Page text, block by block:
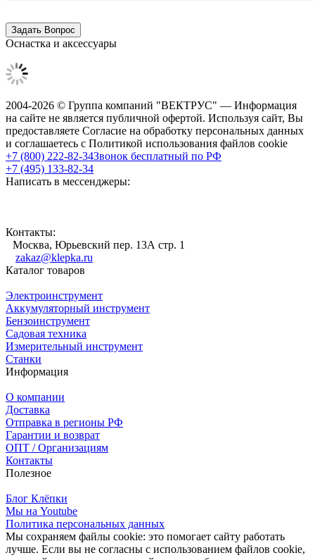
Оснастка и аксессуары
2004-2026 © Группа компаний "ВЕКТРУС" — Информация
на сайте не является публичной офертой. Используя сайт, Вы
предоставляете Согласие на обработку персональных данных
и соглашаетесь с Политикой использования файлов cookie
+7 (800) 222-82-34Звонок бесплатный по РФ
+7 (495) 133-82-34
Написать в мессенджеры:
Контакты:
Москва, Юрьевский пер. 13А стр. 1
zakaz@klepka.ru
Каталог товаров
Электроинструмент
Аккумуляторный инструмент
Бензоинструмент
Садовая техника
Измерительный инструмент
Станки
Информация
О компании
Доставка
Отправка в регионы РФ
Гарантии и возврат
ОПТ / Организациям
Контакты
Полезное
Блог Клёпки
Мы на Youtube
Политика персональных данных
Мы сохраняем файлы cookie: это помогает сайту работать
лучше. Если вы не согласны с использованием файлов cookie,